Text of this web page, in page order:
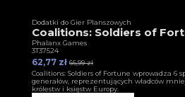
Dodatki do Gier Planszowych
Coalitions: Soldiers of
Phalanx Games
3T37524
62,77 zł 66,99 zł
Coalitions: Soldiers of Fortune wprowadza 6
generałów, reprezentujących władców
królestw i księstw Europy.